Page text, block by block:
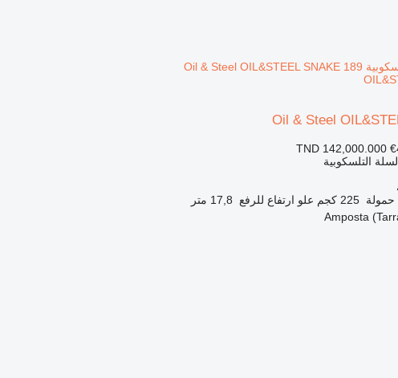
Oil & Steel
TND 142,000.000
التلسكوبية
حمولة 225 كجم علو ارتفاع للرفع
17,8 متر